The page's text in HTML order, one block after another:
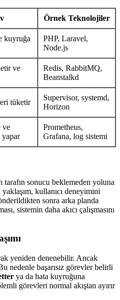
Örnek Teknolojiler
kuyruğa
PHP, Laravel,
Node.js
ve
Redis, RabbitMQ,
Beanstalkd
tüketir
Supervisor, systemd,
Horizon
ve
yapar
Prometheus,
Grafana, log sistemi
tarafın sonucu beklemeden yoluna
kullanıcı deneyimini
sonra arka planda
sistemin daha akıcı çalışmasını
yeniden denenebilir. Ancak
nedenle başarısız görevler belirli
ya da hata kuyruğuna
görevleri normal akıştan ayırır